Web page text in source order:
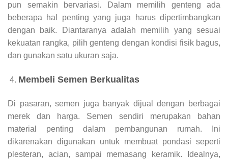
pun semakin bervariasi. Dalam memilih genteng ada
beberapa hal penting yang juga harus dipertimbangkan
dengan baik. Diantaranya adalah memilih yang sesuai
kekuatan rangka, pilih genteng dengan kondisi fisik bagus,
dan gunakan satu ukuran saja.
Membeli Semen Berkualitas
Di pasaran, semen juga banyak dijual dengan berbagai
merek dan harga. Semen sendiri merupakan bahan
material penting dalam pembangunan rumah. Ini
dikarenakan digunakan untuk membuat pondasi seperti
plesteran, acian, sampai memasang keramik. Idealnya,